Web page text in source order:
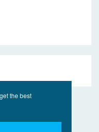
the best